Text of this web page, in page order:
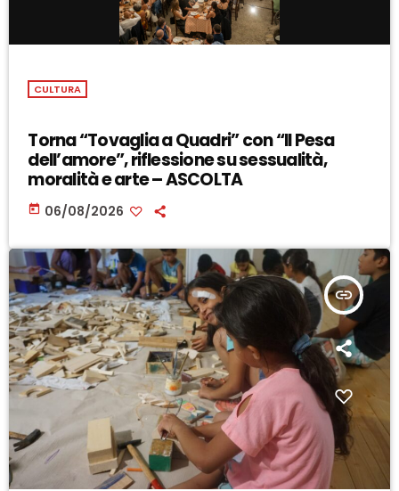
CULTURA
Torna “Tovaglia a Quadri” con “Il Pesa
dell’amore”, riflessione su sessualità,
moralità e arte – ASCOLTA
today 06/08/2026
insert_link